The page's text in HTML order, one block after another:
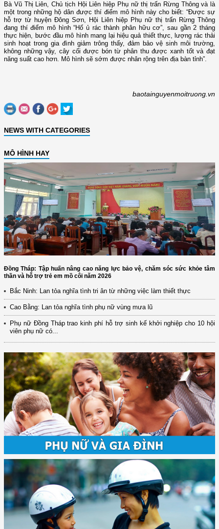
Bà Vũ Thị Liên, Chủ tịch Hội Liên hiệp Phụ nữ thị trấn Rừng Thông và là
một trong những hộ dân được thí điểm mô hình này cho biết: “Được sự
hỗ trợ từ huyện Đông Sơn, Hội Liên hiệp Phụ nữ thị trấn Rừng Thông
đang thí điểm mô hình “Hố ủ rác thành phân hữu cơ”, sau gần 2 tháng
thực hiện, bước đầu mô hình mang lại hiệu quả thiết thực, lượng rác thải
sinh hoạt trong gia đình giảm trông thấy, đảm bảo vệ sinh môi trường,
không những vậy, cây cối được bón từ phân thu được xanh tốt và đạt
năng suất cao hơn. Mô hình sẽ sớm được nhân rộng trên địa bàn tỉnh”.
baotainguyenmoitruong.vn
NEWS WITH CATEGORIES
MÔ HÌNH HAY
Đồng Tháp: Tập huấn nâng cao năng lực bảo vệ, chăm sóc sức khỏe tâm
thần và hỗ trợ trẻ em mồ côi năm 2026
Bắc Ninh: Lan tỏa nghĩa tình tri ân từ những việc làm thiết thực
Cao Bằng: Lan tỏa nghĩa tình phụ nữ vùng mưa lũ
Phụ nữ Đồng Tháp trao kinh phí hỗ trợ sinh kế khởi nghiệp cho 10 hội
viên phụ nữ có...